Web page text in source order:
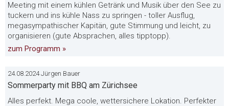
Meeting mit einem kühlen Getränk und Musik über den See zu
tuckern und ins kühle Nass zu springen - toller Ausflug,
megasympathischer Kapitän, gute Stimmung und leicht, zu
organisieren (gute Absprachen, alles tipptopp).
zum Programm »
24.08.2024 Jürgen Bauer
Sommerparty mit BBQ am Zürichsee
Alles perfekt. Mega coole, wettersichere Lokation. Perfekter